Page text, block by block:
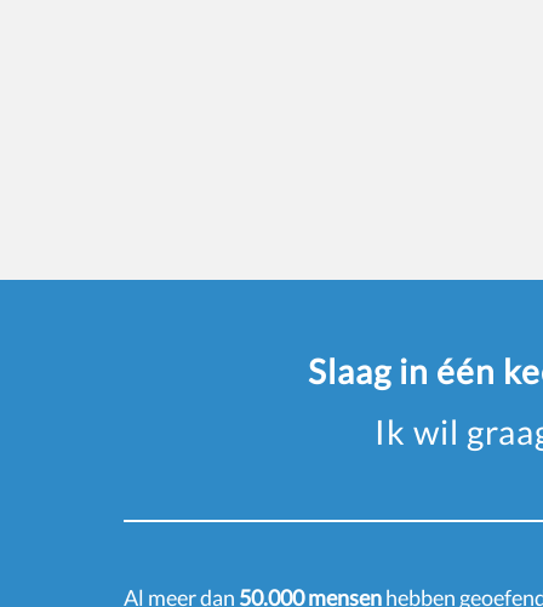
Slaag in één
Ik wil
Al meer dan 50.000 mensenhebben